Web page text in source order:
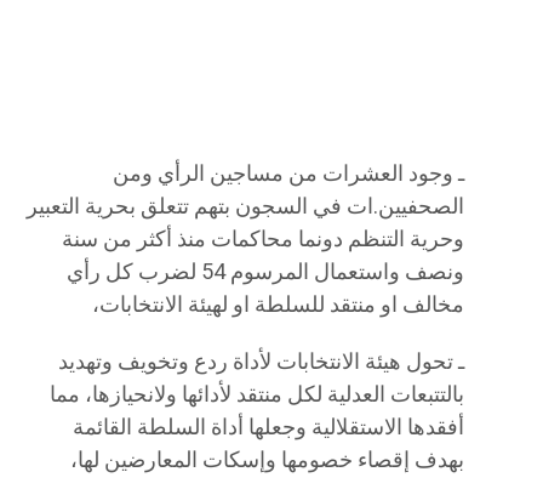
ـ وجود العشرات من مساجين الرأي ومن
الصحفيين.ات في السجون بتهم تتعلق بحرية التعبير
وحرية التنظم دونما محاكمات منذ أكثر من سنة
ونصف واستعمال المرسوم 54 لضرب كل رأي
مخالف او منتقد للسلطة او لهيئة الانتخابات،
ـ تحول هيئة الانتخابات لأداة ردع وتخويف وتهديد
بالتتبعات العدلية لكل منتقد لأدائها ولانحيازها، مما
أفقدها الاستقلالية وجعلها أداة السلطة القائمة
بهدف إقصاء خصومها وإسكات المعارضين لها،